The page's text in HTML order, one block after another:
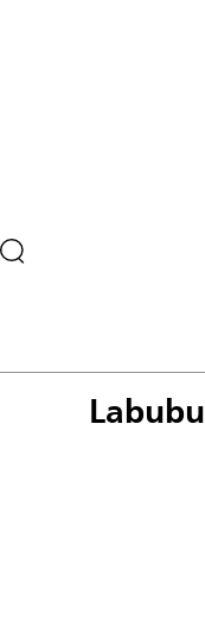
مغنٍ لبناني يرمي دمية Labubu